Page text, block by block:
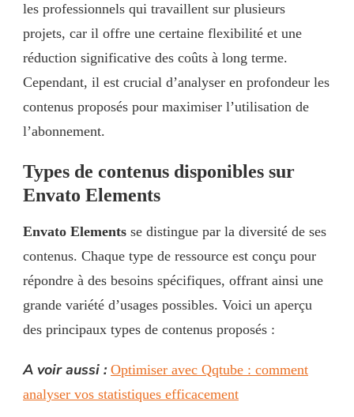
les professionnels qui travaillent sur plusieurs
projets, car il offre une certaine flexibilité et une
réduction significative des coûts à long terme.
Cependant, il est crucial d’analyser en profondeur les
contenus proposés pour maximiser l’utilisation de
l’abonnement.
Types de contenus disponibles sur
Envato Elements
Envato Elements se distingue par la diversité de ses
contenus. Chaque type de ressource est conçu pour
répondre à des besoins spécifiques, offrant ainsi une
grande variété d’usages possibles. Voici un aperçu
des principaux types de contenus proposés :
A voir aussi : Optimiser avec Qqtube : comment
analyser vos statistiques efficacement